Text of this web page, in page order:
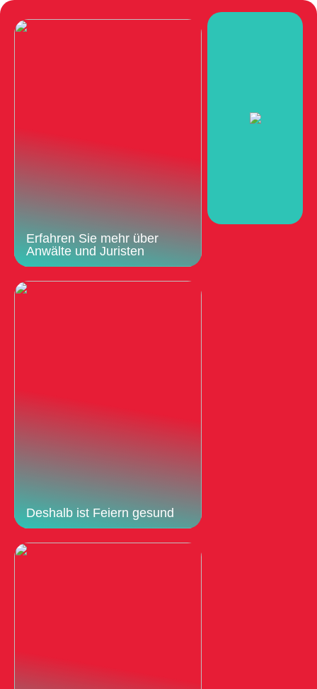
Erfahren Sie mehr über
Anwälte und Juristen
Deshalb ist Feiern gesund